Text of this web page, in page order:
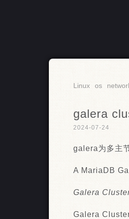
Linux os
galera
2024-07-24
galera为多主
A MariaDB
Galera
Galera